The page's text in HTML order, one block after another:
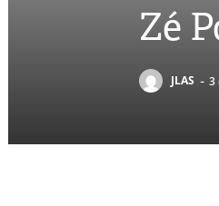
Zé
JLAS - 3